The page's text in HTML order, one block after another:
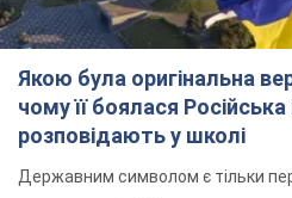
Якою була оригінальна
чому її боялася
розповідають у школі
Державним символом є тільки